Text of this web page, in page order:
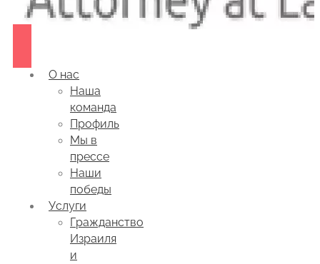
О нас
Наша
команда
Профиль
Мы в
прессе
Наши
победы
Услуги
Гражданство
Израиля
и